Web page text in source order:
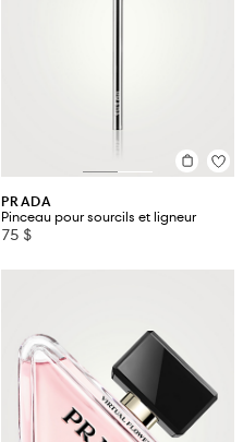
PRADA
Pinceau pour sourcils et ligneur
75 $